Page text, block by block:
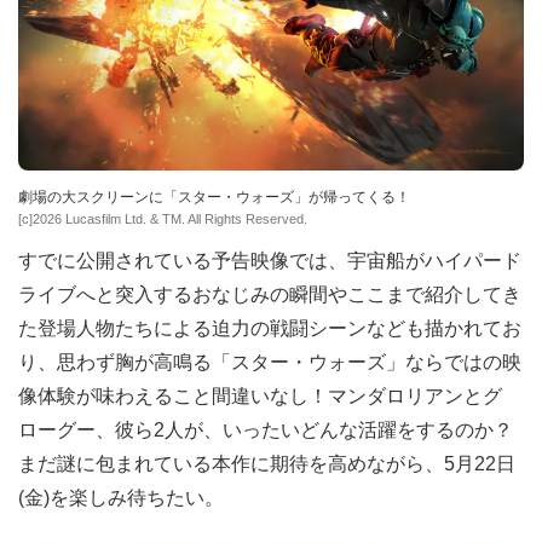
劇場の大スクリーンに「スター・ウォーズ」が帰ってくる！
[c]2026 Lucasfilm Ltd. & TM. All Rights Reserved.
すでに公開されている予告映像では、宇宙船がハイパード
ライブへと突入するおなじみの瞬間やここまで紹介してき
た登場人物たちによる迫力の戦闘シーンなども描かれてお
り、思わず胸が高鳴る「スター・ウォーズ」ならではの映
像体験が味わえること間違いなし！マンダロリアンとグ
ローグー、彼ら2人が、いったいどんな活躍をするのか？
まだ謎に包まれている本作に期待を高めながら、5月22日
(金)を楽しみ待ちたい。